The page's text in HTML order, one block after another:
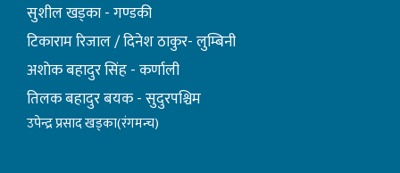
सुशील खड्का - गण्डकी
टिकाराम रिजाल / दिनेश ठाकुर- लुम्बिनी
अशाेक बहादुर सिंह - कर्णाली
तिलक बहादुर बयक - सुदुरपश्चिम
उपेन्द्र प्रसाद खड्का(रंगमन्च)